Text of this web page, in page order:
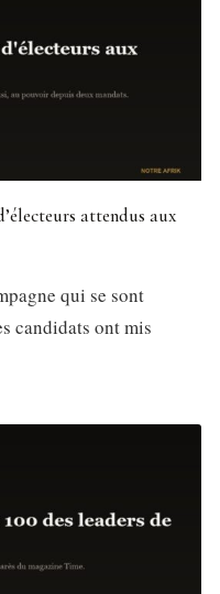
attendus aux
qui se sont
candidats ont mis